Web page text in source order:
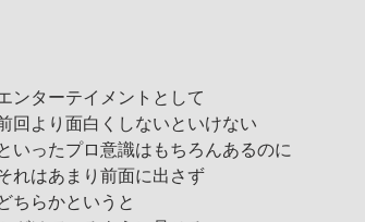
ンターテイメントとして
回より面白くしないといけない
いったプロ意識はもちろんあるのに
れはあまり前面に出さず
ちらかというと